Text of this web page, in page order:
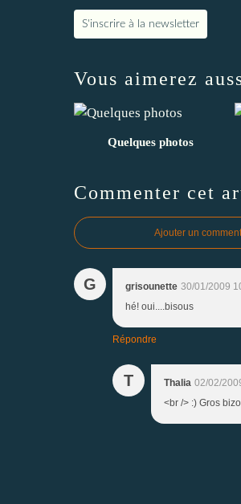
S'inscrire à la newsletter
Vous aimerez
Quelques photos
Commenter cet
Ajouter un
G grisounette 30/01/2009
hé! oui....bisous
Répondre
T Thalia 02/02/
<br /> :) Gros